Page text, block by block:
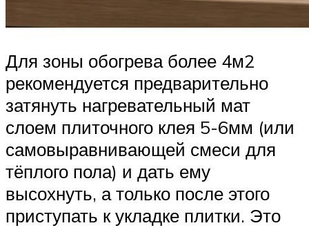
Для зоны обогрева более 4м2
рекомендуется предварительно
затянуть нагревательный мат
слоем плиточного клея 5-6мм (или
самовыравнивающей смеси для
тёплого пола) и дать ему
высохнуть, а только после этого
приступать к укладке плитки. Это